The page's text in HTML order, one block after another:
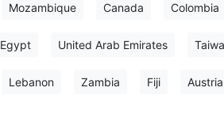
Mozambique Canada Colombia
Egypt United Arab Emirates
Lebanon Zambia Fiji Austria